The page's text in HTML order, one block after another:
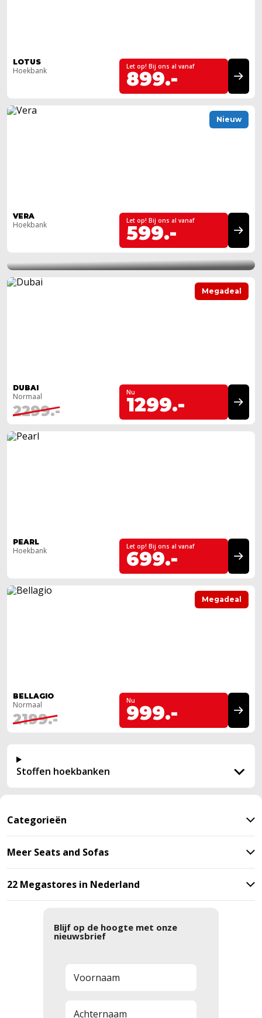
LOTUS
Hoekbank Let op! Bij ons al vanaf
899.-
Nieuw
VERA
Hoekbank Let op! Bij ons al vanaf
599.-
ALTIJD EEN MEGASTORE BIJ U IN DE
Megadeal
DUBAI
Normaal
2299.-
Nu
1299.-
PEARL
Hoekbank Let op! Bij ons al vanaf
699.-
Megadeal
BELLAGIO
Normaal
2199.-
Nu
999.-
Stoffen hoekbanken
Categorieën
Meer Seats and Sofas
22 Megastores in Nederland
Blijf op de hoogte met onze
nieuwsbrief